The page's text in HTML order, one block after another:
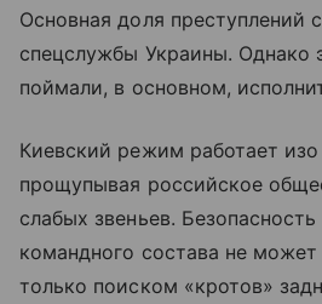
Основная доля преступлений
спецслужбы Украины. Однако
поймали, в основном,
Киевский режим работает изо
прощупывая российское
слабых звеньев.
командного состава не может
только поиском «кротов»